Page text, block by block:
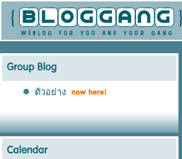
ตัวอย่าง